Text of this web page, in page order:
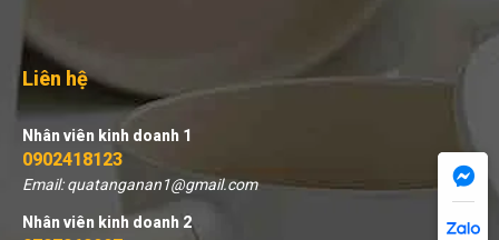
Liên hệ
Nhân viên kinh doanh 1
0902418123
Email: quatanganan1@gmail.com
Nhân viên kinh doanh 2